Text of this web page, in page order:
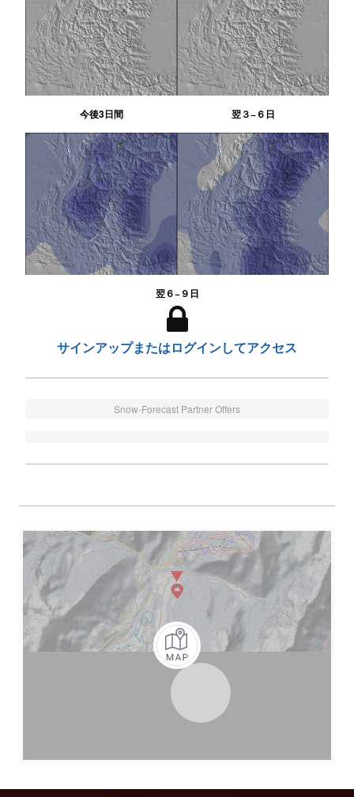
今後3日間 翌３−６日
翌６−９日
サインアップまたはログインしてアクセス
Snow-Forecast Partner Offers